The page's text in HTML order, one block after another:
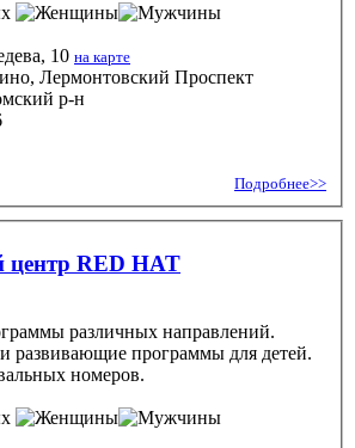
10 на карте
Лермонтовский Проспект
р-н
Подробнее>>
центр RED HAT
различных направлений.
развивающие программы для детей.
номеров.